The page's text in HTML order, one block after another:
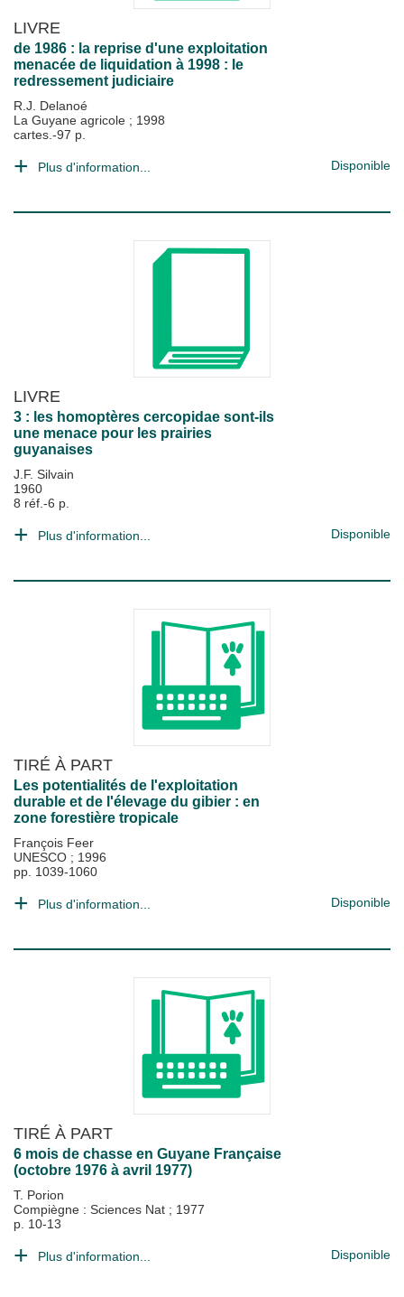
LIVRE
de 1986 : la reprise d'une exploitation
menacée de liquidation à 1998 : le
redressement judiciaire
R.J. Delanoé
La Guyane agricole ; 1998
cartes.-97 p.
Plus d'information... Disponible
LIVRE
3 : les homoptères cercopidae sont-ils
une menace pour les prairies
guyanaises
J.F. Silvain
1960
8 réf.-6 p.
Plus d'information... Disponible
TIRÉ À PART
Les potentialités de l'exploitation
durable et de l'élevage du gibier : en
zone forestière tropicale
François Feer
UNESCO ; 1996
pp. 1039-1060
Plus d'information... Disponible
TIRÉ À PART
6 mois de chasse en Guyane Française
(octobre 1976 à avril 1977)
T. Porion
Compiègne : Sciences Nat ; 1977
p. 10-13
Plus d'information... Disponible